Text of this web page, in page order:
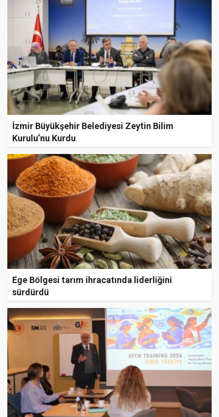
İzmir Büyükşehir Belediyesi Zeytin Bilim
Kurulu’nu Kurdu
Ege Bölgesi tarım ihracatında liderliğini
sürdürdü